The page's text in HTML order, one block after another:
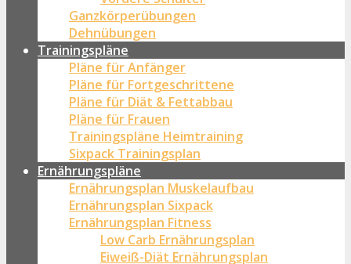
Ganzkörperübungen
Dehnübungen
Trainingspläne
Pläne für Anfänger
Pläne für Fortgeschrittene
Pläne für Diät & Fettabbau
Pläne für Frauen
Trainingspläne Heimtraining
Sixpack Trainingsplan
Ernährungspläne
Ernährungsplan Muskelaufbau
Ernährungsplan Sixpack
Ernährungsplan Fitness
Low Carb Ernährungsplan
Eiweiß-Diät Ernährungsplan